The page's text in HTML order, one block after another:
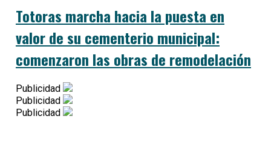
Totoras marcha hacia la puesta en
valor de su cementerio municipal:
comenzaron las obras de remodelación
Publicidad
Publicidad
Publicidad